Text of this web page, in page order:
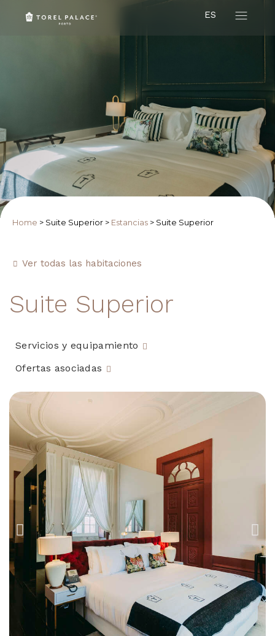
ES
Home > Suite Superior > Estancias > Suite Superior
Ver todas las habitaciones
Suite Superior
Servicios y equipamiento
Ofertas asociadas